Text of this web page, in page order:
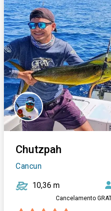
Chutzpah
Cancun
10,36 m
Cancelamento